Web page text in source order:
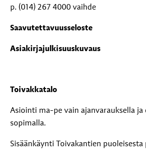
p. (014) 267 4000 vaihde
Saavutettavuusseloste
Asiakirjajulkisuuskuvaus
Toivakkatalo
Asiointi ma-pe vain ajanvarauksella ja
sopimalla.
Sisäänkäynti Toivakantien puoleisesta